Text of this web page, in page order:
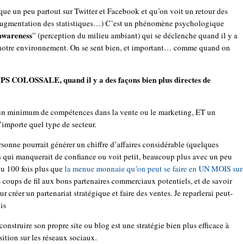
un peu partout sur Twitter et Facebook et qu’on voit un retour des
des statistiques…) C’est un phénomène psychologique
” (perception du milieu ambiant) qui se déclenche quand il y a
environnement. On se sent bien, et important… comme quand on
COLOSSALE, quand il y a des façons bien plus directes de
minimum de compétences dans la vente ou le marketing, ET un
quel type de secteur.
pourrait générer un chiffre d’affaires considérable (quelques
qui manquerait de confiance ou voit petit, beaucoup plus avec un peu
100 fois plus quela menue monnaie qu’on peut se faire en UN MOIS sur
coups de fil aux bons partenaires commerciaux potentiels, et de savoir
créer un partenariat stratégique et faire des ventes. Je reparlerai peut-
son propre site ou blog est une stratégie bien plus efficace à
sur les réseaux sociaux.